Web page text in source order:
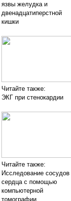
язвы желудка и
двенадцатиперстной
кишки
Читайте также:
ЭКГ при стенокардии
Читайте также:
Исследование сосудов
сердца с помощью
компьютерной
томографии